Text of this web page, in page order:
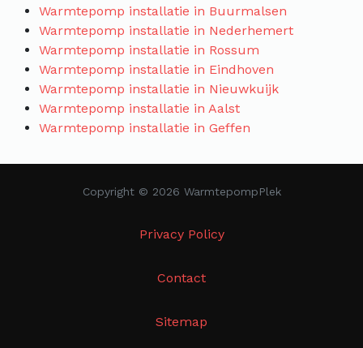
Warmtepomp installatie in Buurmalsen
Warmtepomp installatie in Nederhemert
Warmtepomp installatie in Rossum
Warmtepomp installatie in Eindhoven
Warmtepomp installatie in Nieuwkuijk
Warmtepomp installatie in Aalst
Warmtepomp installatie in Geffen
Copyright © 2026 WarmtepompPlek
Privacy Policy
Contact
Sitemap